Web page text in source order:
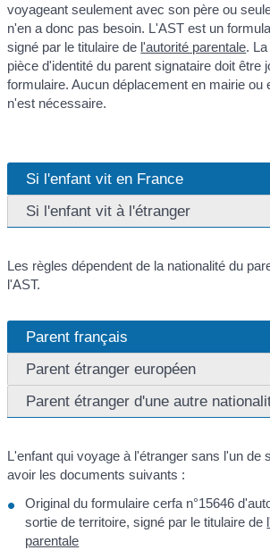
voyageant seulement avec son père ou
n'en a donc pas besoin. L'AST est un
signé par le titulaire de l'autorité parentale.
pièce d'identité du parent signataire doit être
formulaire. Aucun déplacement en mairie ou
n'est nécessaire.
Si l'enfant vit en France
Si l'enfant vit à l'étranger
Les règles dépendent de la nationalité du
l'AST.
Parent français
Parent étranger européen
Parent étranger d'une autre
L'enfant qui voyage à l'étranger sans l'un de
avoir les documents suivants :
Original du formulaire cerfa n°15646
sortie de territoire, signé par le titulaire de
parentale